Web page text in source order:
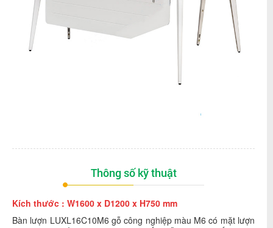
Thông số kỹ thuật
Kích thước : W1600 x D1200 x H750 mm
Bàn lượn LUXL16C10M6 gỗ công nghiệp màu M6 có mặt lượn